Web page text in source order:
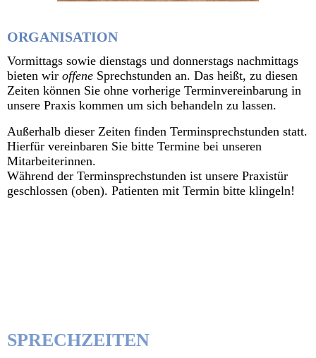
ORGANISATION
Vormittags sowie dienstags und donnerstags nachmittags
bieten wir offene Sprechstunden an. Das heißt, zu diesen
Zeiten können Sie ohne vorherige Terminvereinbarung in
unsere Praxis kommen um sich behandeln zu lassen.
Außerhalb dieser Zeiten finden Terminsprechstunden statt.
Hierfür vereinbaren Sie bitte Termine bei unseren
Mitarbeiterinnen.
Während der Terminsprechstunden ist unsere Praxistür
geschlossen (oben). Patienten mit Termin bitte klingeln!
SPRECHZEITEN